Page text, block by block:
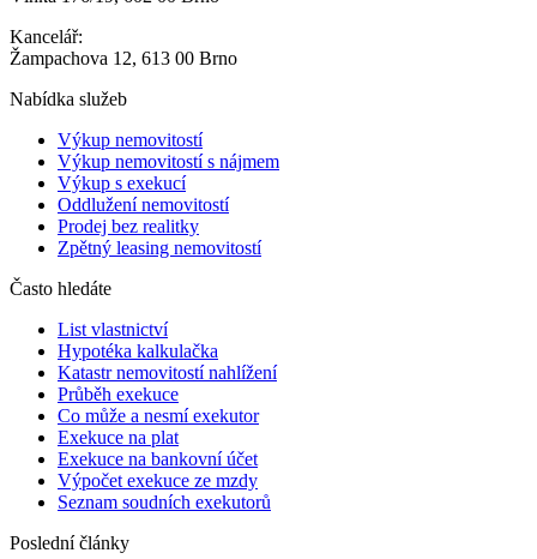
Kancelář:
Žampachova 12, 613 00 Brno
Nabídka služeb
Výkup nemovitostí
Výkup nemovitostí s nájmem
Výkup s exekucí
Oddlužení nemovitostí
Prodej bez realitky
Zpětný leasing nemovitostí
Často hledáte
List vlastnictví
Hypotéka kalkulačka
Katastr nemovitostí nahlížení
Průběh exekuce
Co může a nesmí exekutor
Exekuce na plat
Exekuce na bankovní účet
Výpočet exekuce ze mzdy
Seznam soudních exekutorů
Poslední články